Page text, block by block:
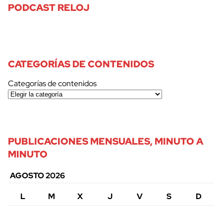
PODCAST RELOJ
CATEGORÍAS DE CONTENIDOS
Categorías de contenidos
PUBLICACIONES MENSUALES, MINUTO A
MINUTO
AGOSTO 2026
L
M X J V S D